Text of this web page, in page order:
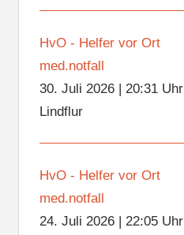
HvO - Helfer vor Ort
med.notfall
30. Juli 2026| 20:31 Uhr
Lindflur
HvO - Helfer vor Ort
med.notfall
24. Juli 2026| 22:05 Uhr